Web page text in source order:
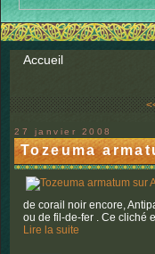
Accueil
27 janvier 2008
Tozeuma
de corail noir encore,
ou de fil-de-fer . Ce cliché
Lire la suite